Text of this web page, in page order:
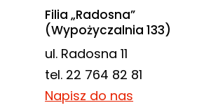
Filia „Radosna”
(Wypożyczalnia 133)
ul. Radosna 11
tel. 22 764 82 81
Napisz do nas